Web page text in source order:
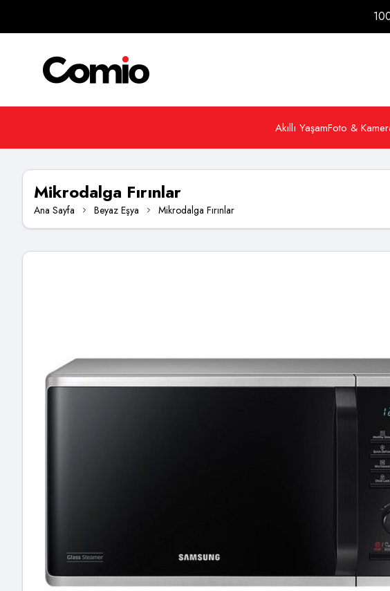
Akıllı YaşamFoto &
Mikrodalga Fırınlar
Ana Sayfa Beyaz Eşya Mikrodalga Fırınlar